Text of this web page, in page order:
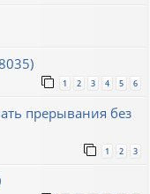
1 2 3 4 5 6
прерывания без
1 2 3